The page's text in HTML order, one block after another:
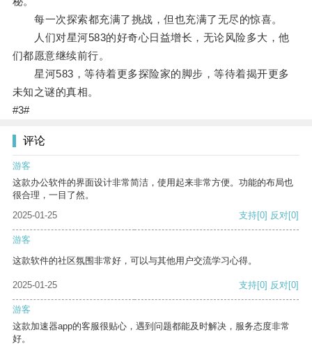
每一次探索都充满了挑战，但也充满了无尽的惊喜。
人们对星河583的好奇心日益增长，无论风险多大，他
们都愿意继续前行。
星河583，等待着更多探险家的脚步，等待着揭开更多
未知之谜的真相。
#3#
评论
游客
这款办公软件的界面设计非常简洁，使用起来非常方便。功能的布局也
很合理，一目了然。
2025-01-25
支持[0] 反对[0]
游客
这款软件的社区氛围非常好，可以与其他用户交流学习心得。
2025-01-25 支持[0] 反对[0]
游客
这款加速器app的客服很贴心，遇到问题都能及时解决，服务态度非常
好。